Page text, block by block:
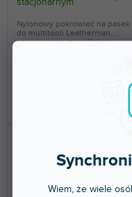
Wiem, że wiele
Nylonowy pokrowiec na pasek
do multitooli Leatherman,
zamykany na rzep. Kolor...